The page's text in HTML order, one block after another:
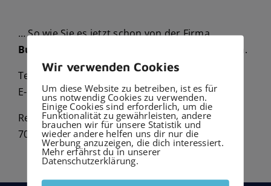
… So wie Sie es jetzt schon von der Firma
Burkhardt GmbH Haustechnik
gewohnt waren.
Telefon:0711-7191870
E-Mail:info@elektrotechnik-burkhardt.de
Reutlinger Str. 11
70597 Degerloch
Wir verwenden Cookies
Um diese Website zu betreiben, ist es für
uns notwendig Cookies zu verwenden.
Einige Cookies sind erforderlich, um die
Funktionalität zu gewährleisten, andere
brauchen wir für unsere Statistik und
wieder andere helfen uns dir nur die
Werbung anzuzeigen, die dich interessiert.
Mehr erfährst du in unserer
Datenschutzerklärung.